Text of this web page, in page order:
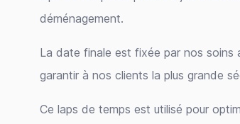
déménagement.
La date finale est fixée par nos soins
garantir à nos clients la plus grande
Ce laps de temps est utilisé pour